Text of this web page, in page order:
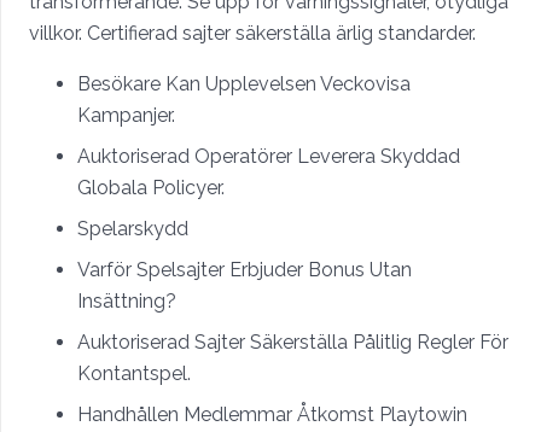
villkor. Certifierad sajter säkerställa ärlig standarder.
Besökare Kan Upplevelsen Veckovisa
Kampanjer.
Auktoriserad Operatörer Leverera Skyddad
Globala Policyer.
Spelarskydd
Varför Spelsajter Erbjuder Bonus Utan
Insättning?
Auktoriserad Sajter Säkerställa Pålitlig Regler För
Kontantspel.
Handhållen Medlemmar Åtkomst Playtowin